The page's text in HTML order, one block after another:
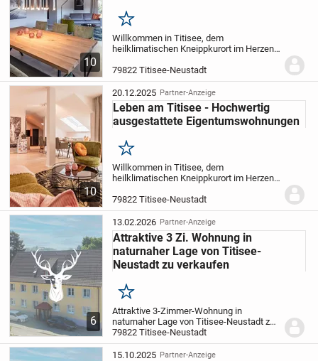
10
Merken
Willkommen in Titisee, dem
heilklimatischen Kneippkurort im Herzen
beliebtesten Ferienregionen
Süddeutschlands. Nur 500 Meter vom See
entfernt stehen traumhafte und...
79822 Titisee-Neustadt
10
20.12.2025 Partner-Anzeige
Leben am Titisee - Hochwertig
ausgestattete Eigentumswohnungen
Merken
Willkommen in Titisee, dem
heilklimatischen Kneippkurort im Herzen
beliebtesten Ferienregionen
Süddeutschlands. Nur 500 Meter vom See
entfernt stehen traumhafte und...
79822 Titisee-Neustadt
6
13.02.2026 Partner-Anzeige
Attraktive 3 Zi. Wohnung in
naturnaher Lage von Titisee-
Neustadt zu verkaufen
Merken
Attraktive 3-Zimmer-Wohnung in
naturnaher Lage von Titisee-Neustadt zu
verkaufenDiese gepflegte 3-Zimmer
Eigentumswohnung befindet sich im 1.
Obergeschoss eines Mehrfamilienhauses
79822 Titisee-Neustadt
15.10.2025 Partner-Anzeige